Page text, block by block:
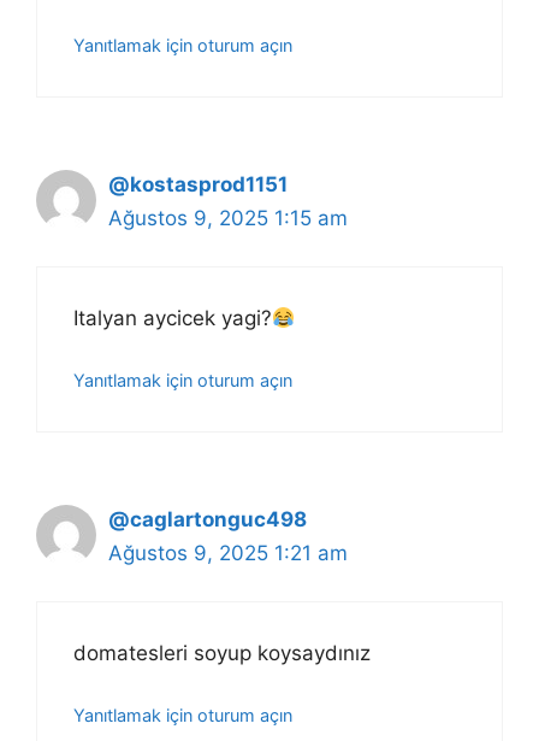
Yanıtlamak için oturum açın
@kostasprod1151
Ağustos 9, 2025 1:15 am
Italyan aycicek yagi?
Yanıtlamak için oturum açın
@caglartonguc498
Ağustos 9, 2025 1:21 am
domatesleri soyup koysaydınız
Yanıtlamak için oturum açın